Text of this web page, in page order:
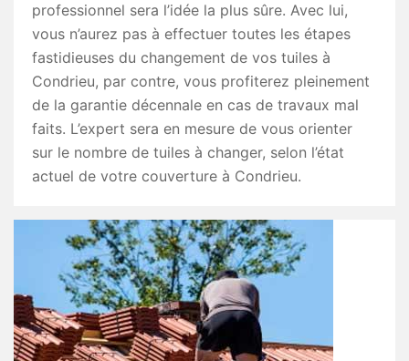
professionnel sera l’idée la plus sûre. Avec lui,
vous n’aurez pas à effectuer toutes les étapes
fastidieuses du changement de vos tuiles à
Condrieu, par contre, vous profiterez pleinement
de la garantie décennale en cas de travaux mal
faits. L’expert sera en mesure de vous orienter
sur le nombre de tuiles à changer, selon l’état
actuel de votre couverture à Condrieu.